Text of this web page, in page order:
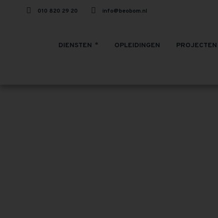
010 820 29 20 info@beobom.nl
DIENSTEN OPLEIDINGEN PROJECTEN